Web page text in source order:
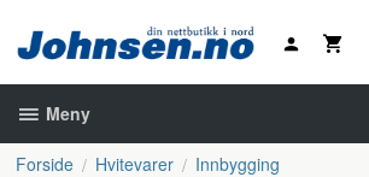
innholdet
Meny
Forside Hvitevarer Innbygging